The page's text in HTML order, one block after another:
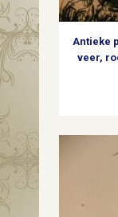
Antieke
veer,